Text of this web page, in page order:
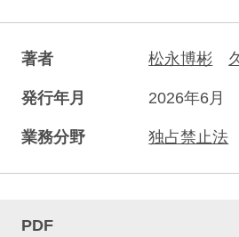
著者 松永博彬
発行年月 2026年6月
業務分野 独占禁止法
PDF